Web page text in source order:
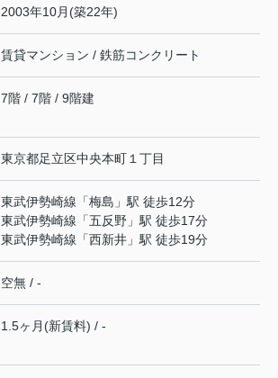
2003年10月(築22年)
賃貸マンション / 鉄筋コンクリート
7階 / 7階 / 9階建
東京都足立区中央本町 １丁目
東武伊勢崎線 「梅島 」駅 徒歩12分
東武伊勢崎線 「五反野 」駅 徒歩17分
東武伊勢崎線 「西新井 」駅 徒歩19分
空無 / -
1.5ヶ月(新賃料) / -